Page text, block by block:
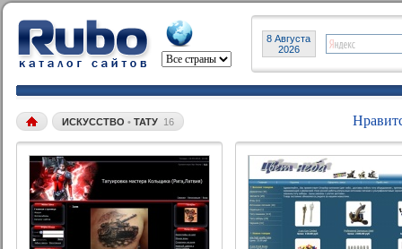
8 Августа
2026
ИСКУССТВО • ТАТУ 16